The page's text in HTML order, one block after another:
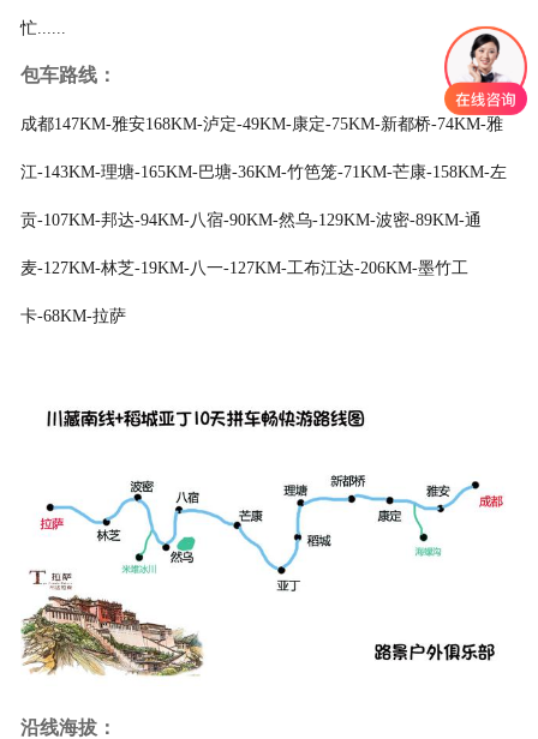
忙......
包车路线：
成都147KM-雅安168KM-泸定-49KM-康定-75KM-新都桥-74KM-雅
江-143KM-理塘-165KM-巴塘-36KM-竹笆笼-71KM-芒康-158KM-左
贡-107KM-邦达-94KM-八宿-90KM-然乌-129KM-波密-89KM-通
麦-127KM-林芝-19KM-八一-127KM-工布江达-206KM-墨竹工
卡-68KM-拉萨
沿线海拔：